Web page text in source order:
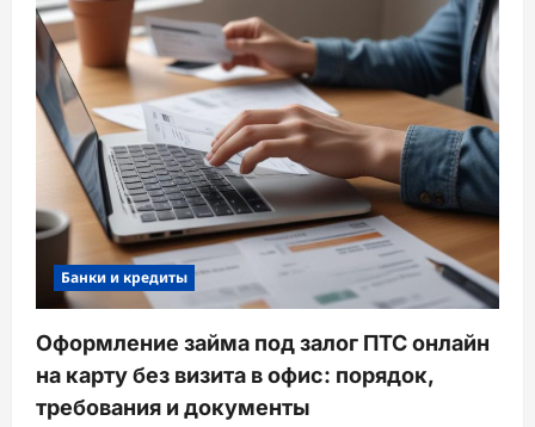
Банки и кредиты
Оформление займа под залог ПТС онлайн
на карту без визита в офис: порядок,
требования и документы